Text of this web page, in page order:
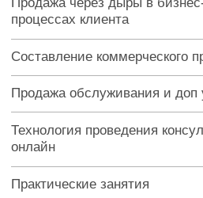
бухта)Раздел 5. Стандарты процессов в
частной практике
Стандарт процессов
Разбираем клиентов на
процессы для производства
Стандарты учета по участкам
Планирование времени работы